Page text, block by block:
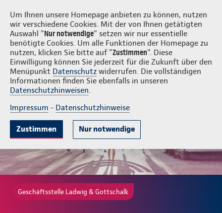
Um Ihnen unsere Homepage anbieten zu können, nutzen
wir verschiedene Cookies. Mit der von Ihnen getätigten
Auswahl "Nur notwendige" setzen wir nur essentielle
benötigte Cookies. Um alle Funktionen der Homepage zu
nutzen, klicken Sie bitte auf "Zustimmen". Diese
Einwilligung können Sie jederzeit für die Zukunft über den
Menüpunkt Datenschutz widerrufen. Die vollständigen
Informationen finden Sie ebenfalls in unseren
Datenschutzhinweisen.
Impressum - Datenschutzhinweise
Zustimmen Nur notwendige
Ladwig & Gottschalk Login
Beliebte Produkte Weitere Angebote Beratung & Angebot
Geschäftsstelle Ladwig & Gottschalk